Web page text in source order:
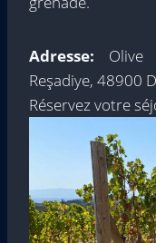
Adresse: Olive
Reşadiye, 48900
Réservez votre